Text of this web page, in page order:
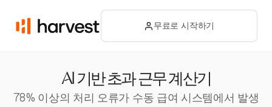
무료로 시작하기
AI 기반 초과 근무 계산기
78% 이상의 처리 오류가 수동 급여 시스템에서 발생